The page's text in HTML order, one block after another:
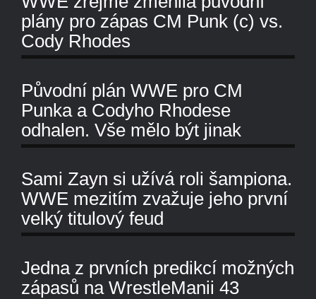
plány pro zápas CM Punk (c) vs.
Cody Rhodes
Původní plán WWE pro CM
Punka a Codyho Rhodese
odhalen. Vše mělo být jinak
Sami Zayn si užívá roli šampiona.
WWE mezitím zvažuje jeho první
velký titulový feud
Jedna z prvních predikcí možných
zápasů na WrestleManii 43